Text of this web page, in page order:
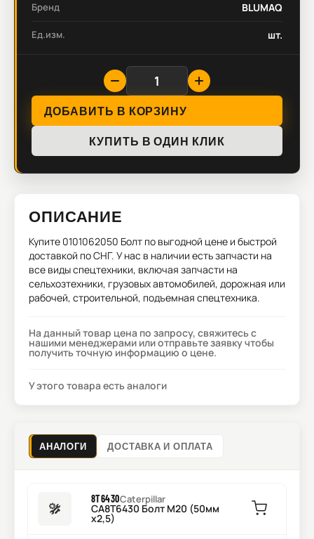
Бренд BLUMAQ
Ед.изм. шт.
ДОБАВИТЬ В КОРЗИНУ
КУПИТЬ В ОДИН КЛИК
ОПИСАНИЕ
Купите 0101062050 Болт по выгодной цене и быстрой
доставкой по СНГ. У нас в наличии есть запчасти на
все виды спецтехники, включая запчасти на
сельхозтехники, грузовых автомобилей, дорожная или
рабочей, строительной, подъемная спецтехника.
На данный товар цена по запросу, свяжитесь с
нашими менеджерами или отправьте заявку чтобы
получить точную информацию о цене.
У этого товара есть аналоги
АНАЛОГИ ДОСТАВКА И ОПЛАТА
8T6430Caterpillar
CA8T6430 Болт M20 (50мм
x2,5)